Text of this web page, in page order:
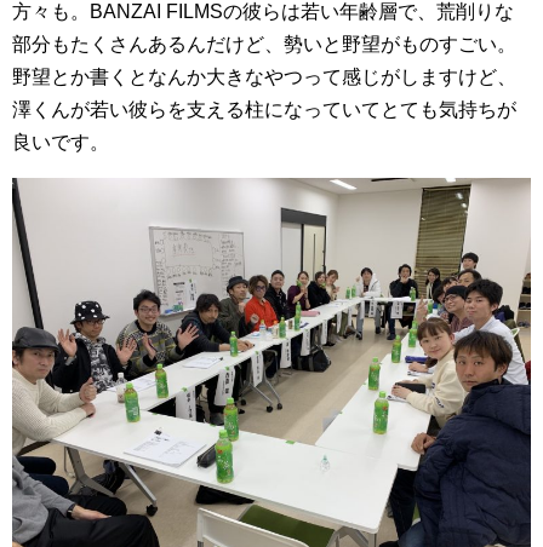
方々も。BANZAI FILMSの彼らは若い年齢層で、荒削りな
部分もたくさんあるんだけど、勢いと野望がものすごい。
野望とか書くとなんか大きなやつって感じがしますけど、
澤くんが若い彼らを支える柱になっていてとても気持ちが
良いです。